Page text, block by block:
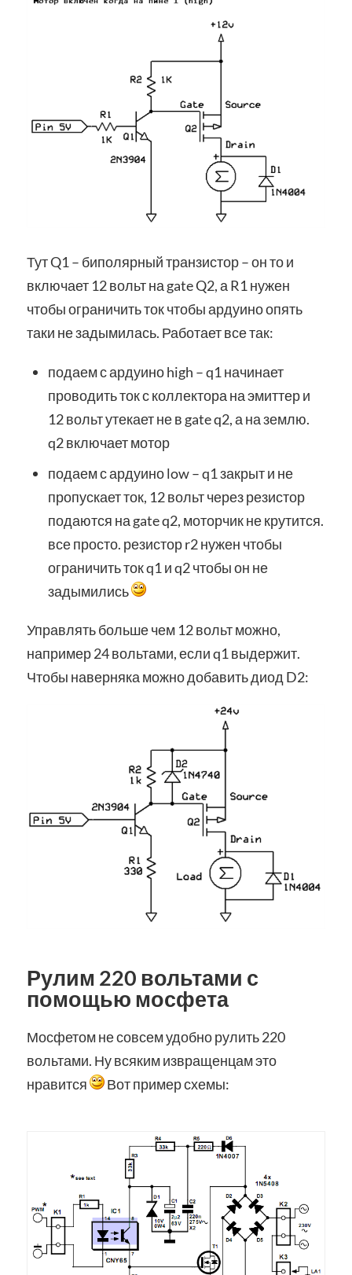
Тут Q1 – биполярный транзистор – он то и
включает 12 вольт на gate Q2, а R1 нужен
чтобы ограничить ток чтобы ардуино опять
таки не задымилась. Работает все так:
подаем с ардуино high – q1 начинает
проводить ток с коллектора на эмиттер и
12 вольт утекает не в gate q2, а на землю.
q2 включает мотор
подаем с ардуино low – q1 закрыт и не
пропускает ток, 12 вольт через резистор
подаются на gate q2, моторчик не крутится.
все просто. резистор r2 нужен чтобы
ограничить ток q1 и q2 чтобы он не
задымились
Управлять больше чем 12 вольт можно,
например 24 вольтами, если q1 выдержит.
Чтобы наверняка можно добавить диод D2:
Рулим 220 вольтами с
помощью мосфета
Мосфетом не совсем удобно рулить 220
вольтами. Ну всяким извращенцам это
нравится
Вот пример схемы: